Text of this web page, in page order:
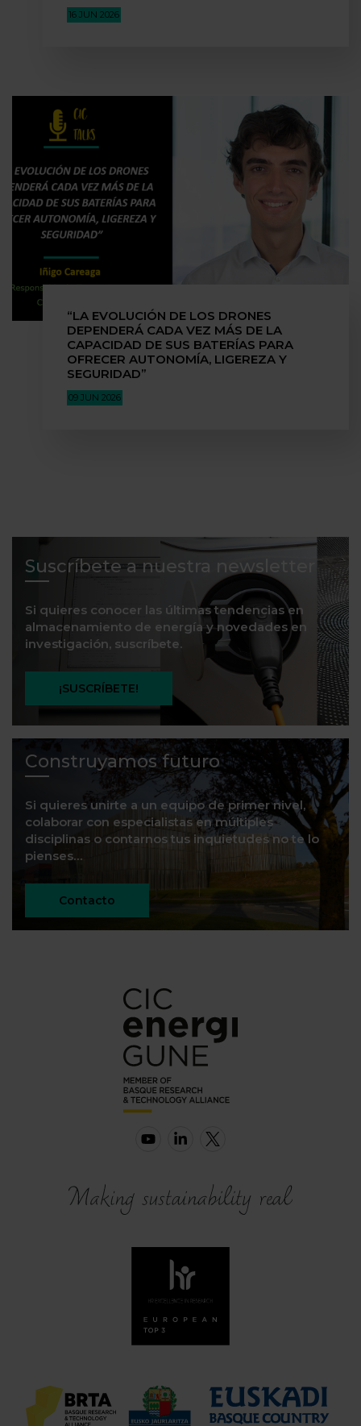
16 JUN 2026
“LA EVOLUCIÓN DE LOS DRONES
DEPENDERÁ CADA VEZ MÁS DE LA
CAPACIDAD DE SUS BATERÍAS PARA
OFRECER AUTONOMÍA, LIGEREZA Y
SEGURIDAD”
09 JUN 2026
Suscríbete a nuestra newsletter
Si quieres conocer las últimas tendencias en
almacenamiento de energía y novedades en
investigación, suscríbete.
¡SUSCRÍBETE!
Construyamos futuro
Si quieres unirte a un equipo de primer nivel,
colaborar con especialistas en múltiples
disciplinas o contarnos tus inquietudes no te lo
pienses…
Contacto